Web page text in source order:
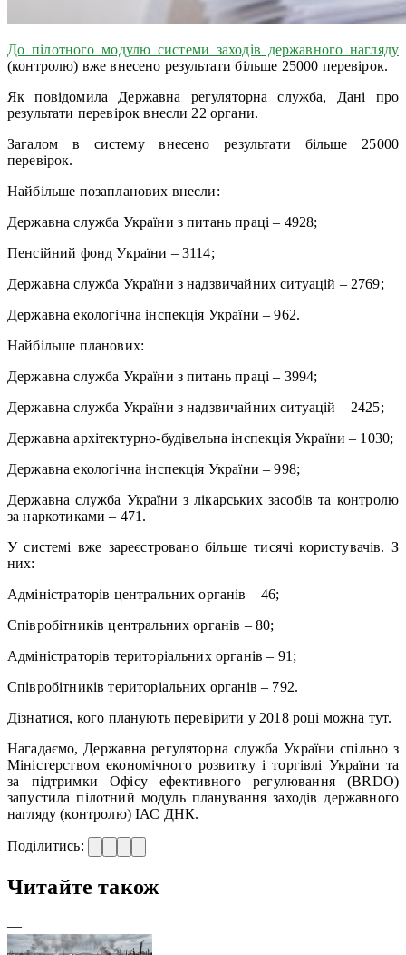
До пілотного модулю системи заходів державного нагляду
(контролю) вже внесено результати більше 25000 перевірок.
Як повідомила Державна регуляторна служба, Дані про
результати перевірок внесли 22 органи.
Загалом в систему внесено результати більше 25000
перевірок.
Найбільше позапланових внесли:
Державна служба України з питань праці – 4928;
Пенсійний фонд України – 3114;
Державна служба України з надзвичайних ситуацій – 2769;
Державна екологічна інспекція України – 962.
Найбільше планових:
Державна служба України з питань праці – 3994;
Державна служба України з надзвичайних ситуацій – 2425;
Державна архітектурно-будівельна інспекція України – 1030;
Державна екологічна інспекція України – 998;
Державна служба України з лікарських засобів та контролю
за наркотиками – 471.
У системі вже зареєстровано більше тисячі користувачів. З
них:
Адміністраторів центральних органів – 46;
Співробітників центральних органів – 80;
Адміністраторів територіальних органів – 91;
Співробітників територіальних органів – 792.
Дізнатися, кого планують перевірити у 2018 році можна тут.
Нагадаємо, Державна регуляторна служба України спільно з
Міністерством економічного розвитку і торгівлі України та
за підтримки Офісу ефективного регулювання (BRDO)
запустила пілотний модуль планування заходів державного
нагляду (контролю) ІАС ДНК.
Поділитись:
Читайте також
—